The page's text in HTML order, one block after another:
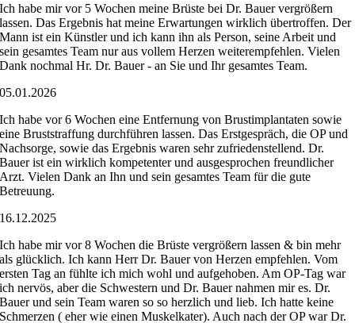
Ich habe mir vor 5 Wochen meine Brüste bei Dr. Bauer vergrößern
lassen. Das Ergebnis hat meine Erwartungen wirklich übertroffen. Der
Mann ist ein Künstler und ich kann ihn als Person, seine Arbeit und
sein gesamtes Team nur aus vollem Herzen weiterempfehlen. Vielen
Dank nochmal Hr. Dr. Bauer - an Sie und Ihr gesamtes Team.
05.01.2026
Ich habe vor 6 Wochen eine Entfernung von Brustimplantaten sowie
eine Bruststraffung durchführen lassen. Das Erstgespräch, die OP und
Nachsorge, sowie das Ergebnis waren sehr zufriedenstellend. Dr.
Bauer ist ein wirklich kompetenter und ausgesprochen freundlicher
Arzt. Vielen Dank an Ihn und sein gesamtes Team für die gute
Betreuung.
16.12.2025
Ich habe mir vor 8 Wochen die Brüste vergrößern lassen & bin mehr
als glücklich. Ich kann Herr Dr. Bauer von Herzen empfehlen. Vom
ersten Tag an fühlte ich mich wohl und aufgehoben. Am OP-Tag war
ich nervös, aber die Schwestern und Dr. Bauer nahmen mir es. Dr.
Bauer und sein Team waren so so herzlich und lieb. Ich hatte keine
Schmerzen ( eher wie einen Muskelkater). Auch nach der OP war Dr.